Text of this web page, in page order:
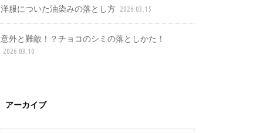
洋服についた油染みの落とし方 2026.03.15
意外と難敵！？チョコのシミの落としかた！
2026.03.10
アーカイブ